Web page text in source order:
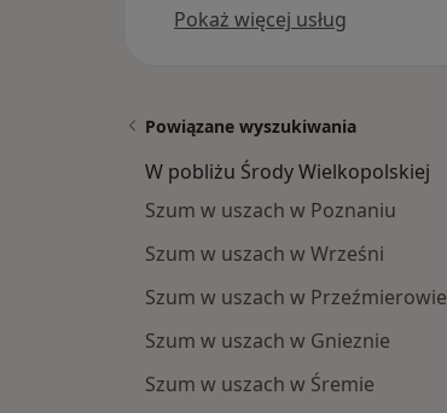
Pokaż więcej usług
Powiązane wyszukiwania
W pobliżu Środy Wielkopolskiej
Szum w uszach w Poznaniu
Szum w uszach w Wrześni
Szum w uszach w Przeźmierowie
Szum w uszach w Gnieznie
Szum w uszach w Śremie